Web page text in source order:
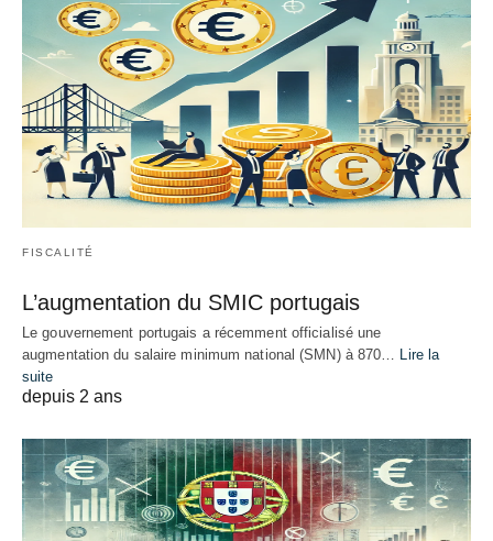
FISCALITÉ
L’augmentation du SMIC portugais
Le gouvernement portugais a récemment officialisé une
augmentation du salaire minimum national (SMN) à 870… Lire la
suite
depuis 2 ans